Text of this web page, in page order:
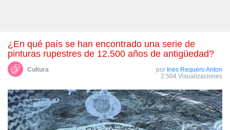
¿En qué país se han encontrado una serie de
pinturas rupestres de 12.500 años de antigüedad?
Cultura por Ines Requero Anton
2.504 Visualizaciones